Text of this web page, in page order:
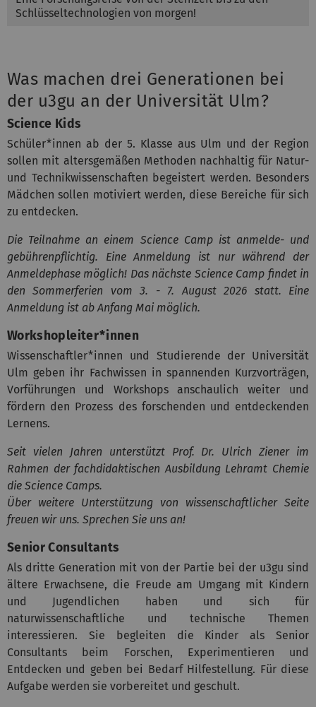
Schlüsseltechnologien von morgen!
Was machen drei Generationen bei
der u3gu an der Universität Ulm?
Science Kids
Schüler*innen ab der 5. Klasse aus Ulm und der Region
sollen mit altersgemäßen Methoden nachhaltig für Natur-
und Technikwissenschaften begeistert werden. Besonders
Mädchen sollen motiviert werden, diese Bereiche für sich
zu entdecken.
Die Teilnahme an einem Science Camp ist anmelde- und
gebührenpflichtig. Eine Anmeldung ist nur während der
Anmeldephase möglich! Das nächste Science Camp findet in
den Sommerferien vom 3. - 7. August 2026 statt. Eine
Anmeldung ist ab Anfang Mai möglich.
Workshopleiter*innen
Wissenschaftler*innen und Studierende der Universität
Ulm geben ihr Fachwissen in spannenden Kurzvorträgen,
Vorführungen und Workshops anschaulich weiter und
fördern den Prozess des forschenden und entdeckenden
Lernens.
Seit vielen Jahren unterstützt Prof. Dr. Ulrich Ziener im
Rahmen der fachdidaktischen Ausbildung Lehramt Chemie
die Science Camps.
Über weitere Unterstützung von wissenschaftlicher Seite
freuen wir uns. Sprechen Sie uns an!
Senior Consultants
Als dritte Generation mit von der Partie bei der u3gu sind
ältere Erwachsene, die Freude am Umgang mit Kindern
und Jugendlichen haben und sich für
naturwissenschaftliche und technische Themen
interessieren. Sie begleiten die Kinder als Senior
Consultants beim Forschen, Experimentieren und
Entdecken und geben bei Bedarf Hilfestellung. Für diese
Aufgabe werden sie vorbereitet und geschult.